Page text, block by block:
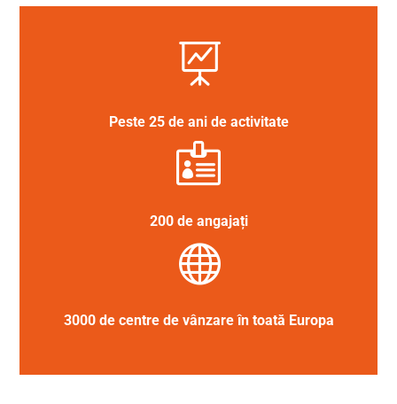

Peste 25 de ani de activitate

200 de angajați

3000 de centre de vânzare în toată Europa